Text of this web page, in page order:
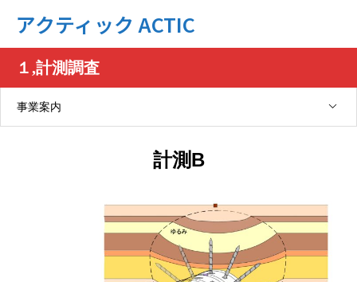
アクティック ACTIC
１,計測調査
事業案内
計測B